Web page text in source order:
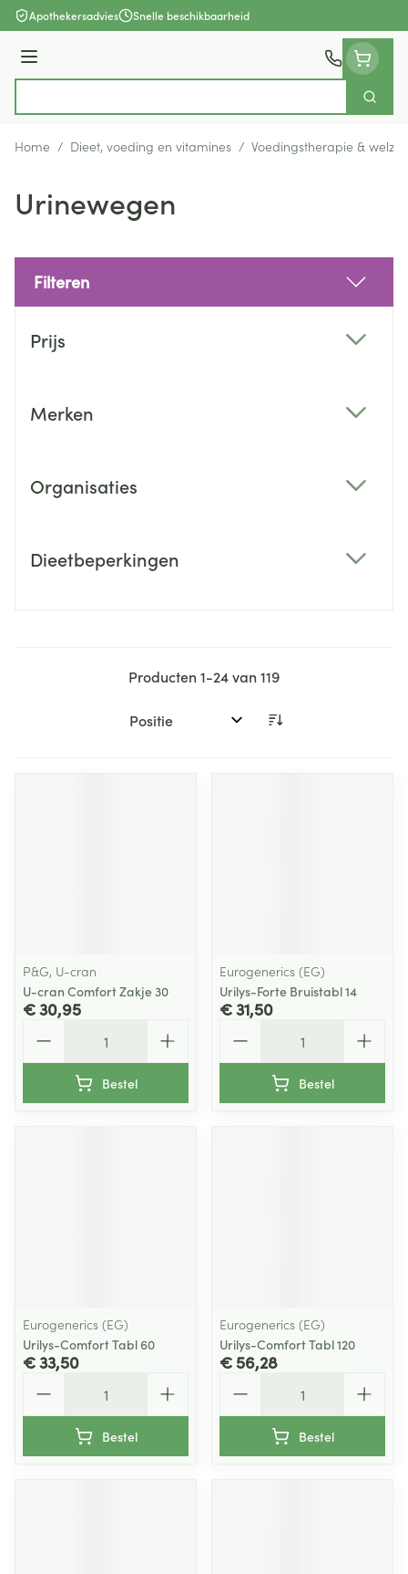
Ga naar de inhoud
Apothekersadvies Snelle beschikbaarheid
Menu
Zoek
Home / Dieet, voeding en vitamines / Voedingstherapie & welzijn
Urinewegen
Filteren
Prijs
Merken
Organisaties
Dieetbeperkingen
Producten1-24van119
Sorteer op:
P&G, U-cran
U-cran Comfort Zakje 30
€ 30,95
Bestel
Eurogenerics (EG)
Urilys-Forte Bruistabl 14
€ 31,50
Bestel
Eurogenerics (EG)
Urilys-Comfort Tabl 60
€ 33,50
Bestel
Eurogenerics (EG)
Urilys-Comfort Tabl 120
€ 56,28
Bestel